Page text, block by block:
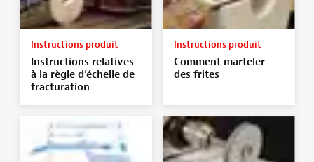
Instructions produit
Instructions relatives
à la règle d’échelle de
fracturation
Instructions produit
Comment marteler
des frites